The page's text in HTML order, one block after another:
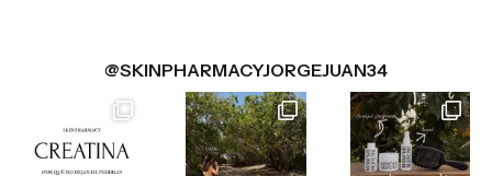
@SKINPHARMACYJORGEJUAN34